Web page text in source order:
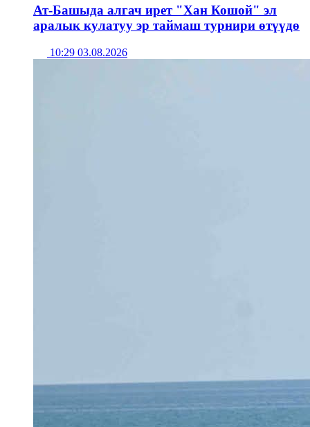
Ат-Башыда алгач ирет "Хан Кошой" эл
аралык кулатуу эр таймаш турнири өтүүдө
10:29 03.08.2026